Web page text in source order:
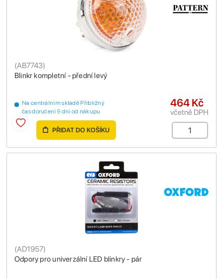
Blinkr kompletní - přední levý
(AB7743)
Na centrálním skladě Přibližný
čas doručení 9 dní od nákupu
464 Kč
včetně DPH
PŘIDAT DO KOŠÍKU
Odpory pro univerzální LED blinkry - pár
(AD1957)